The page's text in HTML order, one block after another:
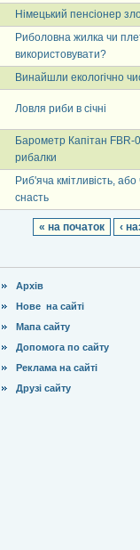
Німецький пенсіонер
Риболовна жилка чи
використовувати?
Винайшли екологічно
Ловля риби в січні
Барометр Капітан FBR-
рибалки
Риб'яча кмітливість,
снасть
« на початок ‹
Архів
Нове на сайті
Мапа сайту
Допомога по сайту
Реклама на сайті
Друзі сайту